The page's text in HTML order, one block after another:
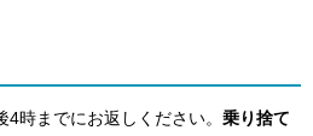
時までにお返しください。 乗り捨て